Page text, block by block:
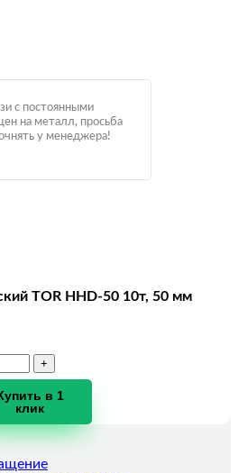
с постоянными
на металл, просьба
у менеджера!
TOR HHD-50 10т, 50 мм
в 1
клик